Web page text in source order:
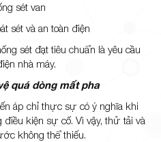
sét van
sét và an toàn điện
sét đạt tiêu chuẩn là yêu cầu
nhà máy.
quá dòng mất pha
áp chỉ thực sự có ý nghĩa khi
kiện sự cố. Vì vậy, thử tải và
không thể thiếu.